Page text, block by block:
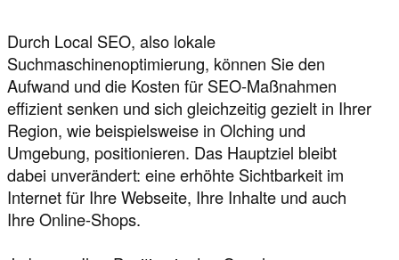
Durch Local SEO, also lokale
Suchmaschinenoptimierung, können Sie den
Aufwand und die Kosten für SEO-Maßnahmen
effizient senken und sich gleichzeitig gezielt in Ihrer
Region, wie beispielsweise in Olching und
Umgebung, positionieren. Das Hauptziel bleibt
dabei unverändert: eine erhöhte Sichtbarkeit im
Internet für Ihre Webseite, Ihre Inhalte und auch
Ihre Online-Shops.